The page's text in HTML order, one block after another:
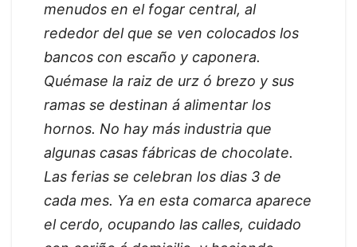
menudos en el fogar central, al
rededor del que se ven colocados los
bancos con escaño y caponera.
Quémase la raiz de urz ó brezo y sus
ramas se destinan á alimentar los
hornos. No hay más industria que
algunas casas fábricas de chocolate.
Las ferias se celebran los dias 3 de
cada mes. Ya en esta comarca aparece
el cerdo, ocupando las calles, cuidado